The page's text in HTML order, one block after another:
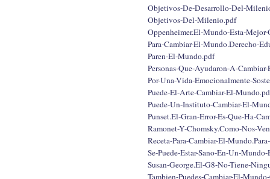
Objetivos-De-Desarrollo-Del-
Objetivos-Del-Milenio.pdf
Oppenheimer.El-Mundo-Esta-Mejor-
Para-Cambiar-El-Mundo.Derecho-
Paren-El-Mundo.pdf
Personas-Que-Ayudaron-A-
Por-Una-Vida-Emocionalmente-
Puede-El-Arte-Cambiar-El-
Puede-Un-Instituto-Cambiar-El-
Punset.El-Gran-Error-Es-Que-Ha-
Ramonet-Y-Chomsky.Como-Nos-
Receta-Para-Cambiar-El-
Se-Puede-Estar-Sano-En-Un-
Susan-George.El-G8-No-Tiene-
Tambien-Puedes-Cambiar-El-